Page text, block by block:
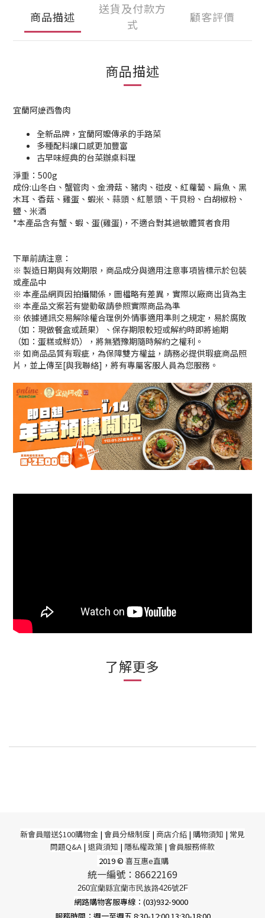
商品描述
送貨及付款方
式
顧客評價
商品描述
宜蘭阿嬷西魯肉
全新品牌，宜蘭阿嬤傳承的手路菜
多種配料讓口感更加豐富
古早味經典的台菜辦桌料理
淨重：500g
成份:山冬白、蟹管肉、金滑菇、豬肉、碰皮、紅蘿蔔、扁魚、黑
木耳、香菇、雞蛋、蝦米、蒜頭、紅蔥頭、干貝粉、白胡椒粉、
鹽、米酒
*本產品含有蟹、蝦、蛋(雞蛋)，不適合對其過敏體質者食用
下單前請注意：
※ 製造日期與有效期限，商品成分與適用注意事項皆標示於包裝
或產品中
※ 本產品網頁因拍攝關係，圖檔略有差異，實際以廠商出貨為主
※ 本產品文案若有變動敬請參照實際商品為準
※ 依據通訊交易解除權合理例外情事適用準則之規定，易於腐敗
（如：現做餐盒或蔬果）、保存期限較短或解約時即將逾期
（如：蛋糕或鮮奶），將無猶豫期隨時解約之權利。
※ 如商品品質有瑕疵，為保障雙方權益，請務必提供瑕疵商品照
片，並上傳至[與我聯絡]，將有專屬客服人員為您服務。
了解更多
新會員贈送$100購物金 | 會員分級制度 | 商店介紹 | 購物須知 | 常見
問題Q&A | 退貨須知 | 隱私權政策 | 會員服務條款
2019 © 喜互惠e直購
統一編號：86622169
260宜蘭縣宜蘭市民族路426號2F
網路購物客服專線： (03)932-9000
服務時間：週一至週五 8:30-12:00 13:30-18:00